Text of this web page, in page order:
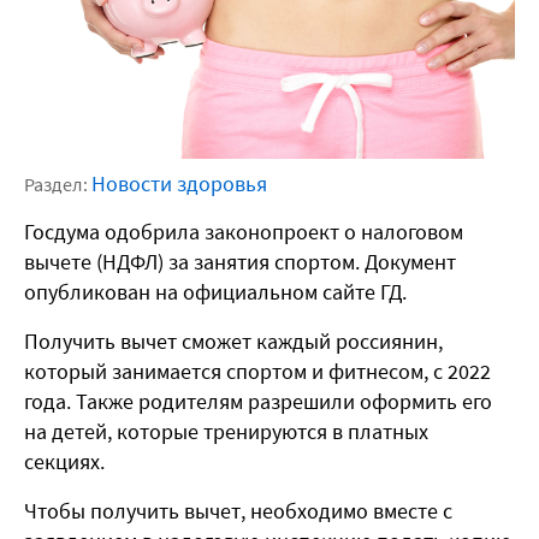
Раздел: Новости здоровья
Госдума одобрила законопроект о налоговом
вычете (НДФЛ) за занятия спортом. Документ
опубликован на официальном сайте ГД.
Получить вычет сможет каждый россиянин,
который занимается спортом и фитнесом, с 2022
года. Также родителям разрешили оформить его
на детей, которые тренируются в платных
секциях.
Чтобы получить вычет, необходимо вместе с